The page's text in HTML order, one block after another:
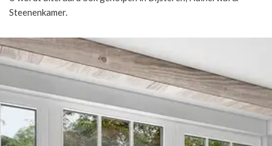
Steenenkamer.